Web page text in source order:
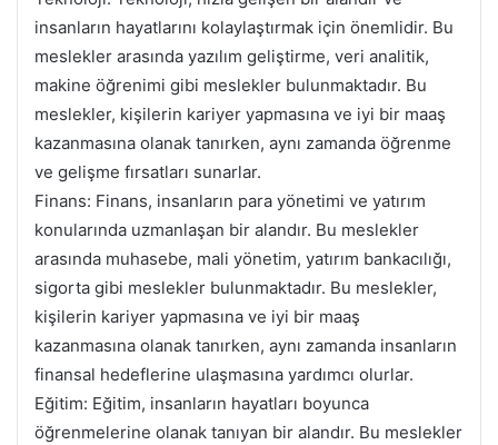
insanların hayatlarını kolaylaştırmak için önemlidir. Bu
meslekler arasında yazılım geliştirme, veri analitik,
makine öğrenimi gibi meslekler bulunmaktadır. Bu
meslekler, kişilerin kariyer yapmasına ve iyi bir maaş
kazanmasına olanak tanırken, aynı zamanda öğrenme
ve gelişme fırsatları sunarlar.
Finans: Finans, insanların para yönetimi ve yatırım
konularında uzmanlaşan bir alandır. Bu meslekler
arasında muhasebe, mali yönetim, yatırım bankacılığı,
sigorta gibi meslekler bulunmaktadır. Bu meslekler,
kişilerin kariyer yapmasına ve iyi bir maaş
kazanmasına olanak tanırken, aynı zamanda insanların
finansal hedeflerine ulaşmasına yardımcı olurlar.
Eğitim: Eğitim, insanların hayatları boyunca
öğrenmelerine olanak tanıyan bir alandır. Bu meslekler